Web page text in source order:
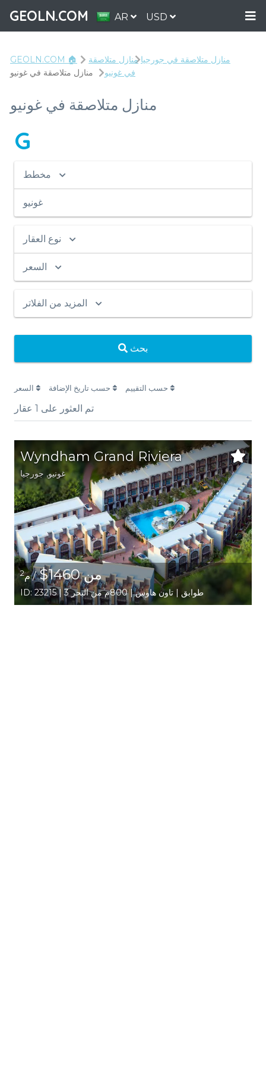
GEOLN.COM AR USD
GEOLN.COM 🏠 منازل متلاصقة في جورجيا منازل متلاصقة
في غونيو
منازل متلاصقة في غونيو
منازل متلاصقة في غونيو
G
غونيو
نوع العقار
السعر
المزيد من الفلاتر
بحث
تم العثور على 1 عقار
Wyndham Grand Riviera
غونيو, جورجيا
من 1460$ / م2
ID: 23215 | 3 طوابق | تاون هاوس | 800م من البحر